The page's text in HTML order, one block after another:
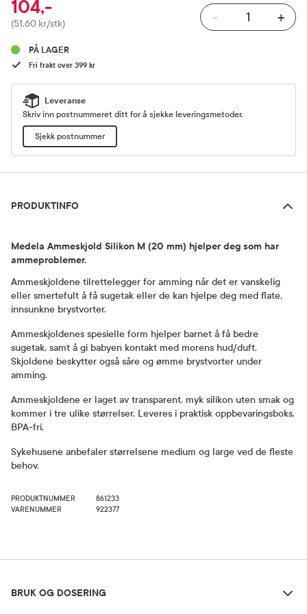
Pris
104,-
(51,60 kr/stk) - +
PÅ LAGER
Fri frakt over 399 kr
Leveranse
Skriv inn postnummeret ditt for å sjekke leveringsmetoder.
Sjekk postnummer
PRODUKTINFO
Medela Ammeskjold Silikon M (20 mm) hjelper deg som har
ammeproblemer.
Ammeskjoldene tilrettelegger for amming når det er vanskelig
eller smertefult å få sugetak eller de kan hjelpe deg med flate,
innsunkne brystvorter.
Ammeskjoldenes spesielle form hjelper barnet å få bedre
sugetak, samt å gi babyen kontakt med morens hud/duft.
Skjoldene beskytter også såre og ømme brystvorter under
amming.
Ammeskjoldene er laget av transparent, myk silikon uten smak og
kommer i tre ulike størrelser. Leveres i praktisk oppbevaringsboks.
BPA-fri.
Sykehusene anbefaler størrelsene medium og large ved de fleste
behov.
PRODUKTNUMMER
861233
VARENUMMER
922377
BRUK OG DOSERING